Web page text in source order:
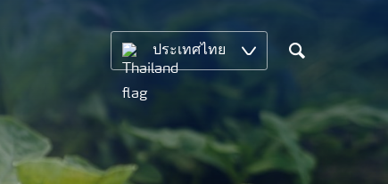
ประเทศไทย
Search